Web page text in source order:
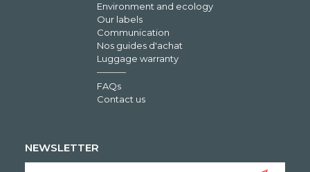
Environment and ecology
Our labels
Communication
Nos guides d'achat
Luggage warranty
FAQs
Contact us
NEWSLETTER